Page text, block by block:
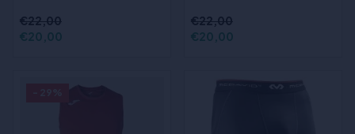
€22,00
€20,00
€22,00
€20,00